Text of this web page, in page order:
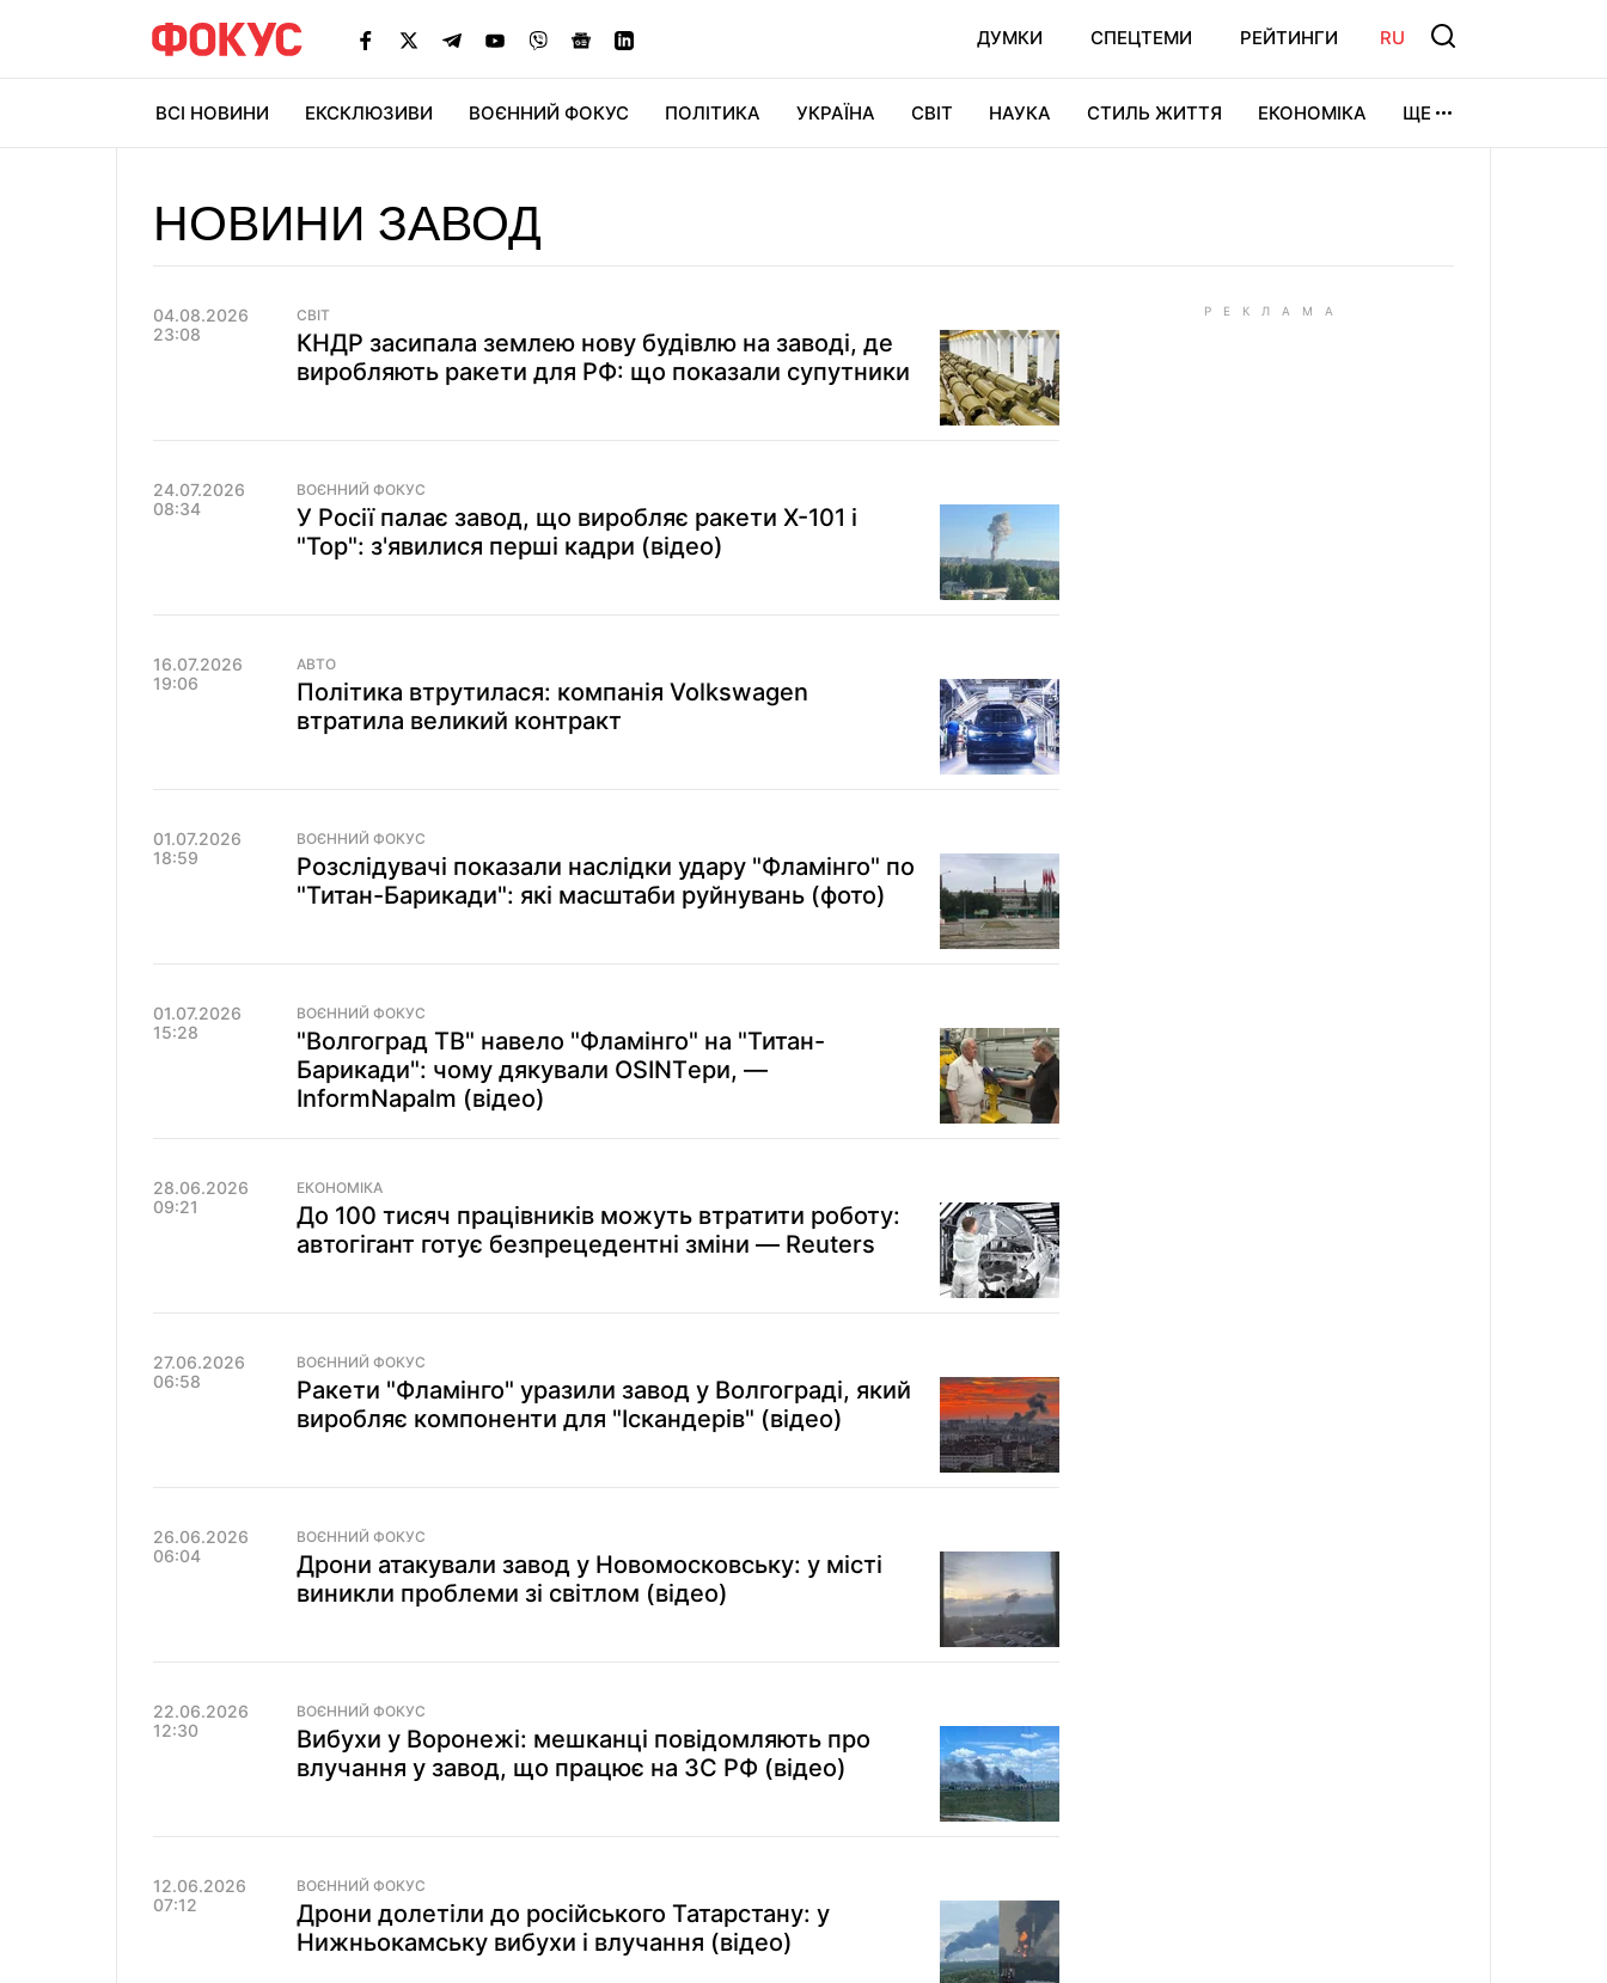
ДУМКИ СПЕЦТЕМИ РЕЙТИНГИ RU
ВСІ НОВИНИ ЕКСКЛЮЗИВИ ВОЄННИЙ ФОКУС ПОЛІТИКА УКРАЇНА СВІТ НАУКА СТИЛЬ ЖИТТЯ ЕКОНОМІКА ЩЕ
НОВИНИ ЗАВОД
04.08.2026
23:08
СВІТ
КНДР засипала землею нову будівлю на заводі, де
виробляють ракети для РФ: що показали супутники
24.07.2026
08:34
ВОЄННИЙ ФОКУС
У Росії палає завод, що виробляє ракети Х-101 і
"Тор": з'явилися перші кадри (відео)
16.07.2026
19:06
АВТО
Політика втрутилася: компанія Volkswagen
втратила великий контракт
01.07.2026
18:59
ВОЄННИЙ ФОКУС
Розслідувачі показали наслідки удару "Фламінго" по
"Титан-Барикади": які масштаби руйнувань (фото)
01.07.2026
15:28
ВОЄННИЙ ФОКУС
"Волгоград ТВ" навело "Фламінго" на "Титан-
Барикади": чому дякували OSINTери, —
InformNapalm (відео)
28.06.2026
09:21
ЕКОНОМІКА
До 100 тисяч працівників можуть втратити роботу:
автогігант готує безпрецедентні зміни — Reuters
27.06.2026
06:58
ВОЄННИЙ ФОКУС
Ракети "Фламінго" уразили завод у Волгограді, який
виробляє компоненти для "Іскандерів" (відео)
26.06.2026
06:04
ВОЄННИЙ ФОКУС
Дрони атакували завод у Новомосковську: у місті
виникли проблеми зі світлом (відео)
22.06.2026
12:30
ВОЄННИЙ ФОКУС
Вибухи у Воронежі: мешканці повідомляють про
влучання у завод, що працює на ЗС РФ (відео)
12.06.2026
07:12
ВОЄННИЙ ФОКУС
Дрони долетіли до російського Татарстану: у
Нижньокамську вибухи і влучання (відео)